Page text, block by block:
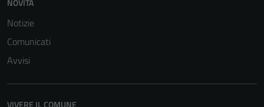
NOVITÀ
Notizie
Comunicati
Avvisi
VIVERE IL COMUNE